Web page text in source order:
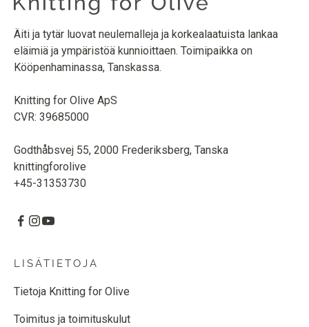
Äiti ja tytär luovat neulemalleja ja korkealaatuista lankaa
eläimiä ja ympäristöä kunnioittaen. Toimipaikka on
Kööpenhaminassa, Tanskassa.
Knitting for Olive ApS
CVR: 39685000
Godthåbsvej 55, 2000 Frederiksberg, Tanska
knittingforolive
+45-31353730
LISÄTIETOJA
Tietoja Knitting for Olive
Toimitus ja toimituskulut